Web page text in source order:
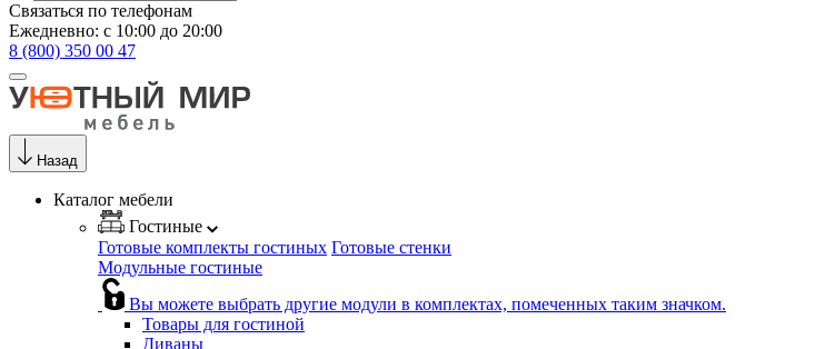
Связаться по телефонам
Ежедневно: с 10:00 до 20:00
8 (800) 350 00 47
Назад
Каталог мебели
Гостиные
Готовые комплекты гостиных Готовые стенки
Модульные гостиные
Вы можете выбрать другие модули в комплектах, помеченных таким значком.
Товары для гостиной
Диваны